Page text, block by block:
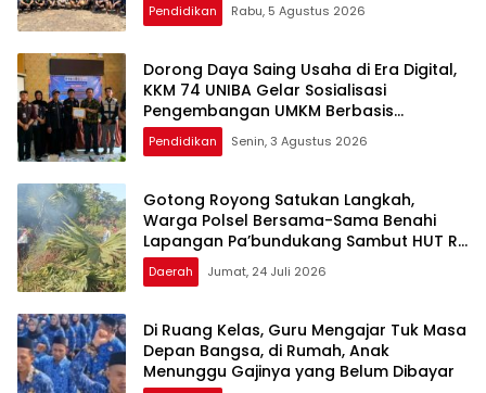
Pendidikan Rabu, 5 Agustus 2026
Dorong Daya Saing Usaha di Era Digital,
KKM 74 UNIBA Gelar Sosialisasi
Pengembangan UMKM Berbasis
Technopreneurship
Pendidikan Senin, 3 Agustus 2026
Gotong Royong Satukan Langkah,
Warga Polsel Bersama-Sama Benahi
Lapangan Pa’bundukang Sambut HUT RI
ke-81
Daerah Jumat, 24 Juli 2026
Di Ruang Kelas, Guru Mengajar Tuk Masa
Depan Bangsa, di Rumah, Anak
Menunggu Gajinya yang Belum Dibayar